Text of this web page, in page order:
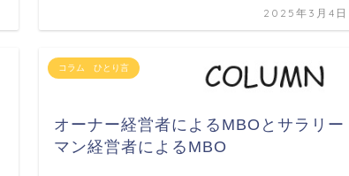
2025年3月4日
コラム ひとり言
オーナー経営者によるMBOとサラリー
マン経営者によるMBO